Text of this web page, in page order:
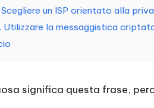
un ISP orientato alla
Utilizzare la messaggistica
significa questa frase,